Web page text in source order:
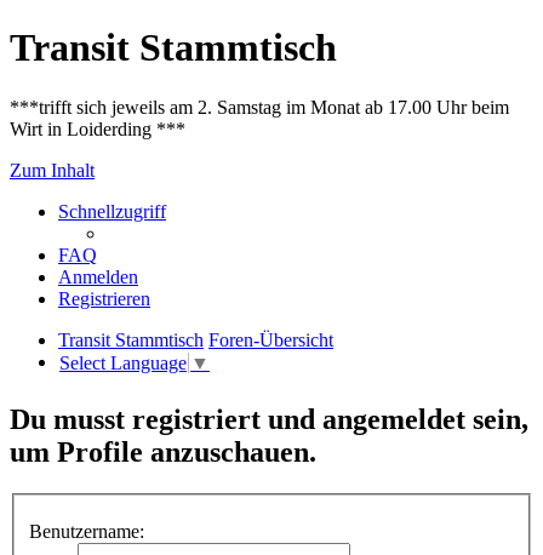
Transit Stammtisch
***trifft sich jeweils am 2. Samstag im Monat ab 17.00 Uhr beim
Wirt in Loiderding ***
Zum Inhalt
Schnellzugriff
FAQ
Anmelden
Registrieren
Transit Stammtisch Foren-Übersicht
Select Language ▼
Du musst registriert und angemeldet sein,
um Profile anzuschauen.
Benutzername: